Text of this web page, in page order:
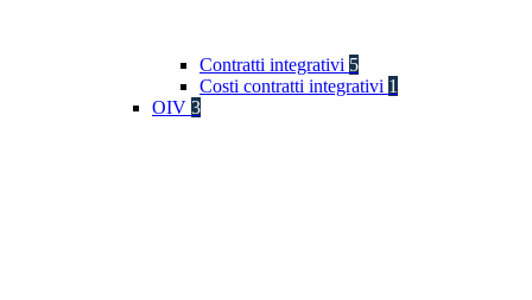
Contratti integrativi 5
Costi contratti integrativi 1
OIV 3